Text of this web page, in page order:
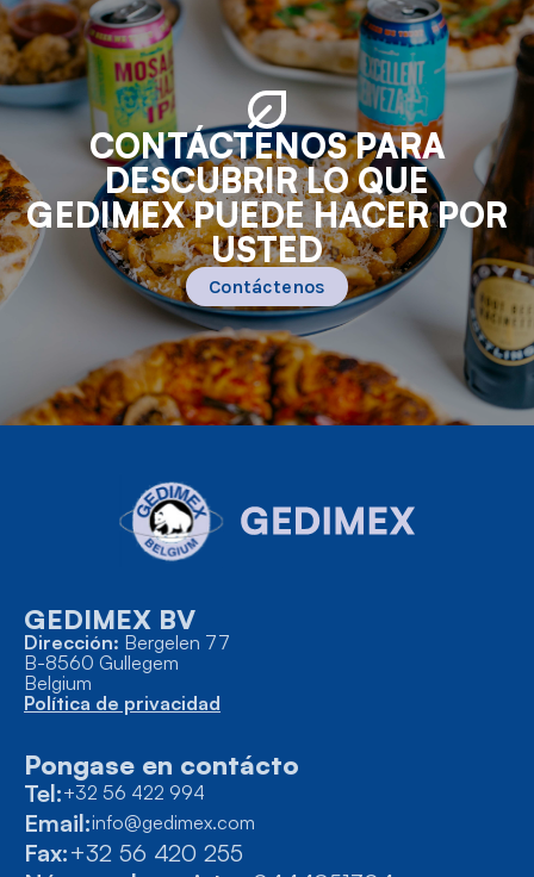
particular. ¿Cuál es nuestra posición
y hacia dónde vamos?
CONTÁCTENOS PARA
DESCUBRIR LO QUE
GEDIMEX PUEDE HACER POR
USTED
Contáctenos
GEDIMEX BV
Dirección: Bergelen 77
B-8560 Gullegem
Belgium
Política de privacidad
Pongase en contácto
Tel:+32 56 422 994
Email:info@gedimex.com
Fax:+32 56 420 255